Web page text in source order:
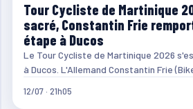
Tour Cycliste de Martinique
sacré, Constantin Frie
étape à Ducos
Le Tour Cycliste de Martinique 2026
à Ducos. L'Allemand Constantin Frie
12/07 · 21h05